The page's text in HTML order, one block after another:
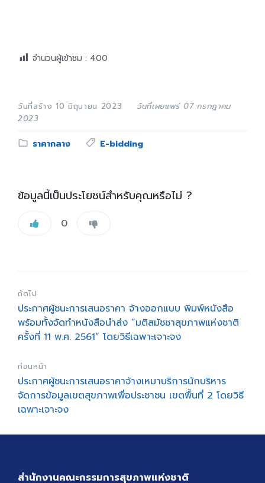
จำนวนผู้เข้าชม : 400
วันที่สร้าง 10 มิถุนายน 2023
วันที่เผยแพร่ 07 กรกฎาคม
2023
Category:
ราคากลาง Tags:
E-bidding
ข้อมูลนี้เป็นประโยชน์สำหรับคุณหรือไม่ ?
0
ถัดไป
ประกาศผู้ชนะการเสนอราคา จ้างออกแบบ พิมพ์หนังสือ
พร้อมทั้งจัดทำหนังสือนำส่ง “มติสมัชชาสุขภาพแห่งชาติ
ครั้งที่ 11 พ.ศ. 2561” โดยวิธีเฉพาะเจาะจง
ก่อนหน้า
ประกาศผู้ชนะการเสนอราคาจ้างเหมาบริการนักบริหาร
จัดการข้อมูลเขตสุขภาพเพื่อประชาชน เขตพื้นที่ 2 โดยวิธี
เฉพาะเจาะจง
สำนักงานคณะกรรมการสุขภาพแห่งชาติ